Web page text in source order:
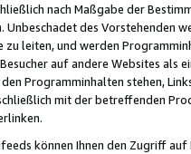
nach Maßgabe der
Unbeschadet des Vorstehenden
leiten, und werden
auf andere Websites als
Programminhalten stehen,
mit der betreffenden
können Ihnen den Zugriff